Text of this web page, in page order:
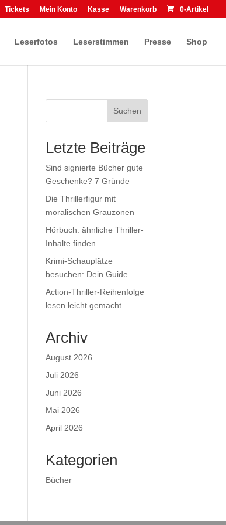
Tickets Mein Konto Kasse Warenkorb 0-Artikel
Leserfotos Leserstimmen Presse Shop
Suchen
Letzte Beiträge
Sind signierte Bücher gute
Geschenke? 7 Gründe
Die Thrillerfigur mit
moralischen Grauzonen
Hörbuch: ähnliche Thriller-
Inhalte finden
Krimi-Schauplätze
besuchen: Dein Guide
Action-Thriller-Reihenfolge
lesen leicht gemacht
Archiv
August 2026
Juli 2026
Juni 2026
Mai 2026
April 2026
Kategorien
Bücher